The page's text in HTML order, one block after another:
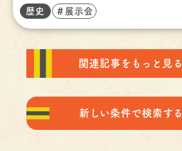
歴史 ＃展示会
関連記事をもっと見る
新しい条件で検索する